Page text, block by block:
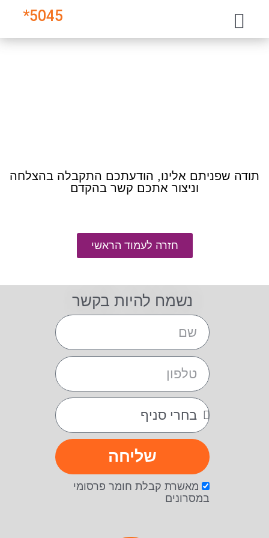
5045
*
תודה שפניתם אלינו, הודעתכם התקבלה בהצלחה
וניצור אתכם קשר בהקדם
חזרה לעמוד הראשי
נשמח להיות בקשר
מאשרת קבלת חומר פרסומי
במסרונים
שליחה